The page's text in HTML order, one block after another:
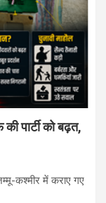
में मिशन वात्सल्य
गया आयोजन…
पार्टी को बढ़त,
कश्मीर में कराए गए